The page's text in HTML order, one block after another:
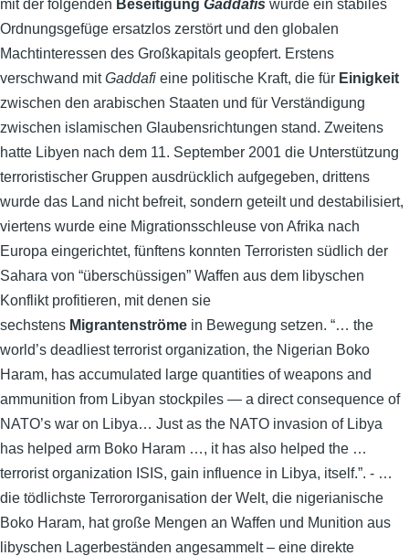
mit der folgenden Beseitigung Gaddafis wurde ein stabiles
Ordnungsgefüge ersatzlos zerstört und den globalen
Machtinteressen des Großkapitals geopfert. Erstens
verschwand mitGaddafi eine politische Kraft, die für Einigkeit
zwischen den arabischen Staaten und für Verständigung
zwischen islamischen Glaubensrichtungen stand. Zweitens
hatte Libyen nach dem 11. September 2001 die Unterstützung
terroristischer Gruppen ausdrücklich aufgegeben, drittens
wurde das Land nicht befreit, sondern geteilt und destabilisiert,
viertens wurde eine Migrationsschleuse von Afrika nach
Europa eingerichtet, fünftens konnten Terroristen südlich der
Sahara von “überschüssigen” Waffen aus dem libyschen
Konflikt profitieren, mit denen sie
sechstens Migrantenströme in Bewegung setzen. “… the
world’s deadliest terrorist organization, the Nigerian Boko
Haram, has accumulated large quantities of weapons and
ammunition from Libyan stockpiles — a direct consequence of
NATO’s war on Libya… Just as the NATO invasion of Libya
has helped arm Boko Haram …, it has also helped the …
terrorist organization ISIS, gain influence in Libya, itself.”. - …
die tödlichste Terrororganisation der Welt, die nigerianische
Boko Haram, hat große Mengen an Waffen und Munition aus
libyschen Lagerbeständen angesammelt – eine direkte